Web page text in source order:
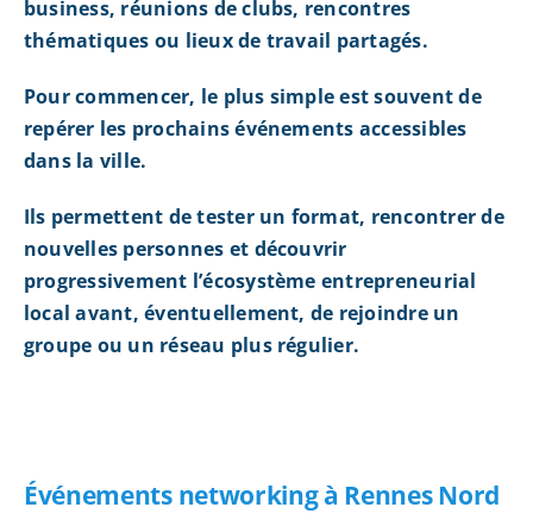
business, réunions de clubs, rencontres
thématiques ou lieux de travail partagés.
Pour commencer, le plus simple est souvent de
repérer les prochains événements accessibles
dans la ville.
Ils permettent de tester un format, rencontrer de
nouvelles personnes et découvrir
progressivement l’écosystème entrepreneurial
local avant, éventuellement, de rejoindre un
groupe ou un réseau plus régulier.
Événements networking à Rennes Nord